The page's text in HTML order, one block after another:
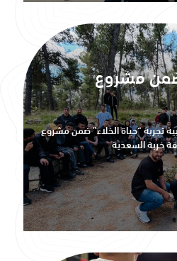
ضمن مشروع
تجربة “حياة الخلاء” ضمن مشروع
خربة السعدية